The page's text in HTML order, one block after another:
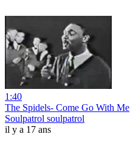
1:40
The Spidels- Come Go With Me
Soulpatrol soulpatrol
il y a 17 ans